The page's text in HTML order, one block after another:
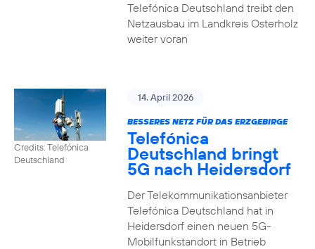
Telefónica Deutschland treibt den
Netzausbau im Landkreis Osterholz
weiter voran
Credits: Telefónica
Deutschland
14. April 2026
BESSERES NETZ FÜR DAS ERZGEBIRGE
Telefónica
Deutschland bringt
5G nach Heidersdorf
Der Telekommunikationsanbieter
Telefónica Deutschland hat in
Heidersdorf einen neuen 5G-
Mobilfunkstandort in Betrieb